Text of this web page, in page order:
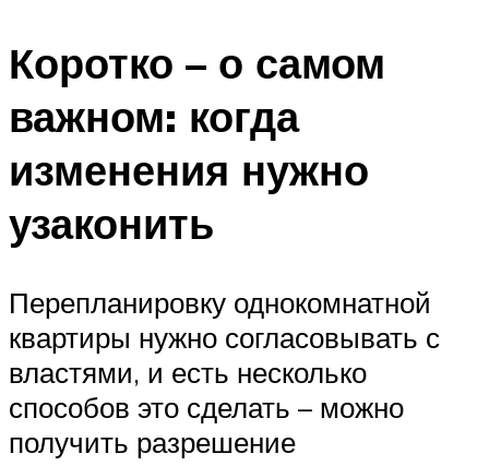
Коротко – о самом
важном: когда
изменения нужно
узаконить
Перепланировку однокомнатной
квартиры нужно согласовывать с
властями, и есть несколько
способов это сделать – можно
получить разрешение